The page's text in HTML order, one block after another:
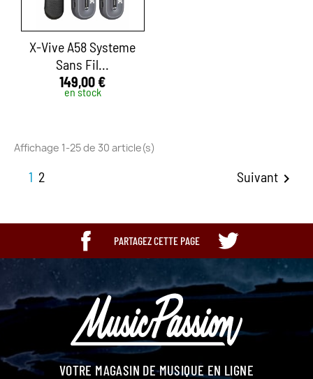
X-Vive A58 Systeme
Sans Fil...
149,00 €
en stock
Affichage 1-25 de 30 article(s)
1 2 Suivant 
PARTAGEZ CETTE PAGE
VOTRE MAGASIN DE MUSIQUE EN LIGNE